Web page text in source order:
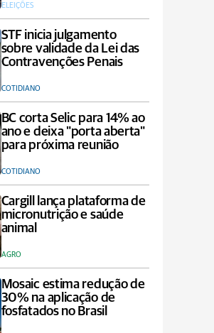
ELEIÇÕES
STF inicia julgamento
sobre validade da Lei das
Contravenções Penais
COTIDIANO
BC corta Selic para 14% ao
ano e deixa "porta aberta"
para próxima reunião
COTIDIANO
Cargill lança plataforma de
micronutrição e saúde
animal
AGRO
Mosaic estima redução de
30% na aplicação de
fosfatados no Brasil